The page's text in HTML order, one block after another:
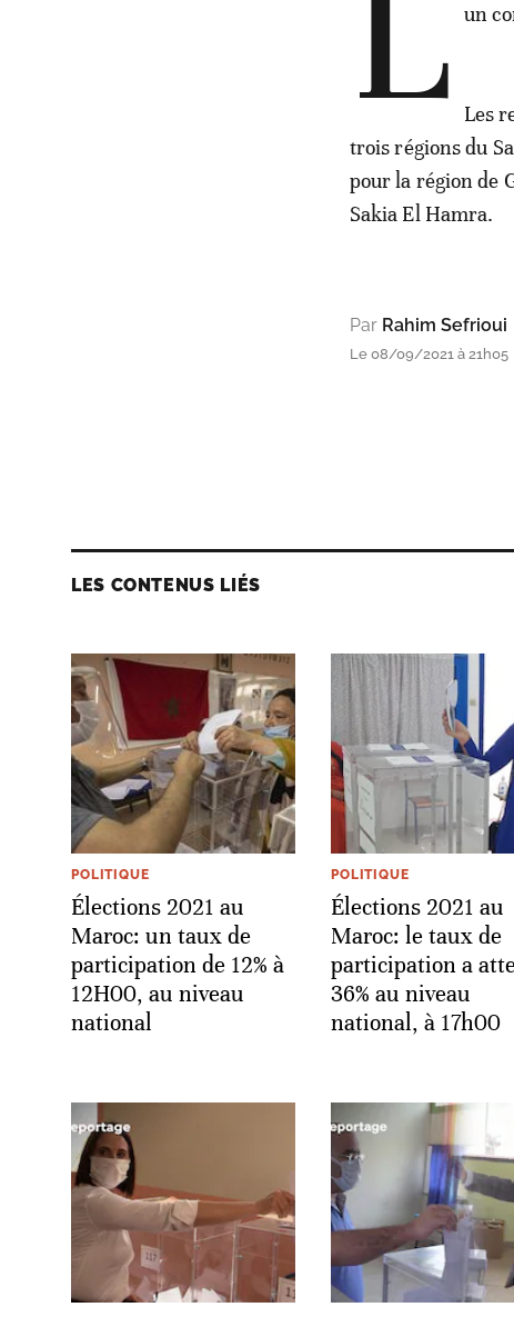
un
Les
trois régions du
pour la région de
Sakia El Hamra.
Par Rahim Sefrioui
Le 08/09/2021 à 21h05
LES CONTENUS LIÉS
POLITIQUE
Élections 2021 au
Maroc: un taux de
participation de 12% à
12H00, au niveau
national
POLITIQUE
Élections 2021 au
Maroc: le taux de
participation a
36% au niveau
national, à 17h00